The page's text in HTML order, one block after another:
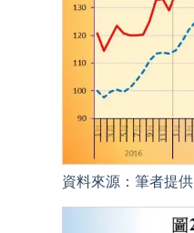
資料來源：筆者提供